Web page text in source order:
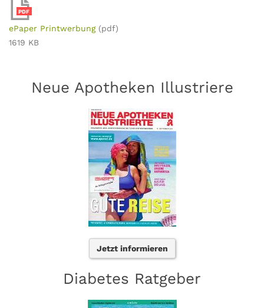
PDF
ePaper Printwerbung (pdf)
1619 KB
Neue Apotheken Illustriere
Jetzt informieren
Diabetes Ratgeber